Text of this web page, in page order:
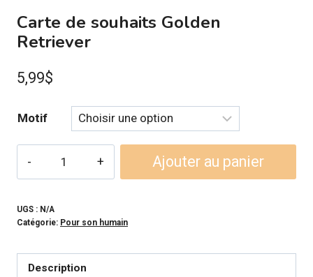
Carte de souhaits Golden
Retriever
5,99$
Motif
de
souhaits
Retriever
Ajouter au panier
UGS : N/A
Catégorie: Pour son humain
Description